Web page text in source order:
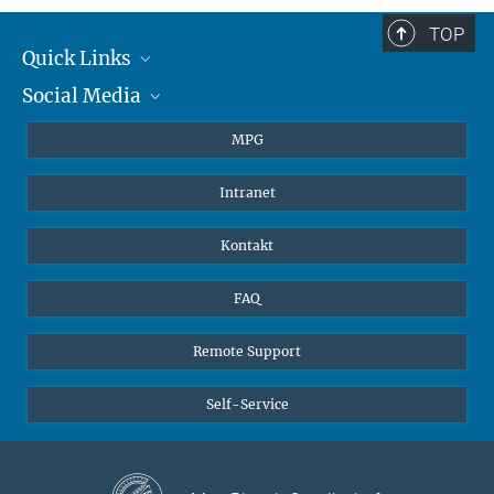
+4961313057803
j.kesselmeier@...
Wolff, A Carioca de Araujo, J.V. Lavrič, J. Kesselmeier & J. Williams;
DOI: 10.1038/ncomms10383
TOP
Quick Links
Journalisten
Social Media
Instagram
YouTube
MPG
Intranet
Kontakt
FAQ
Remote Support
Self-Service